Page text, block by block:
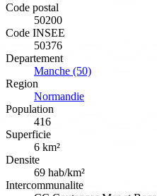
Code postal
50200
Code INSEE
50376
Departement
Manche (50)
Region
Normandie
Population
416
Superficie
6 km²
Densite
69 hab/km²
Intercommunalite